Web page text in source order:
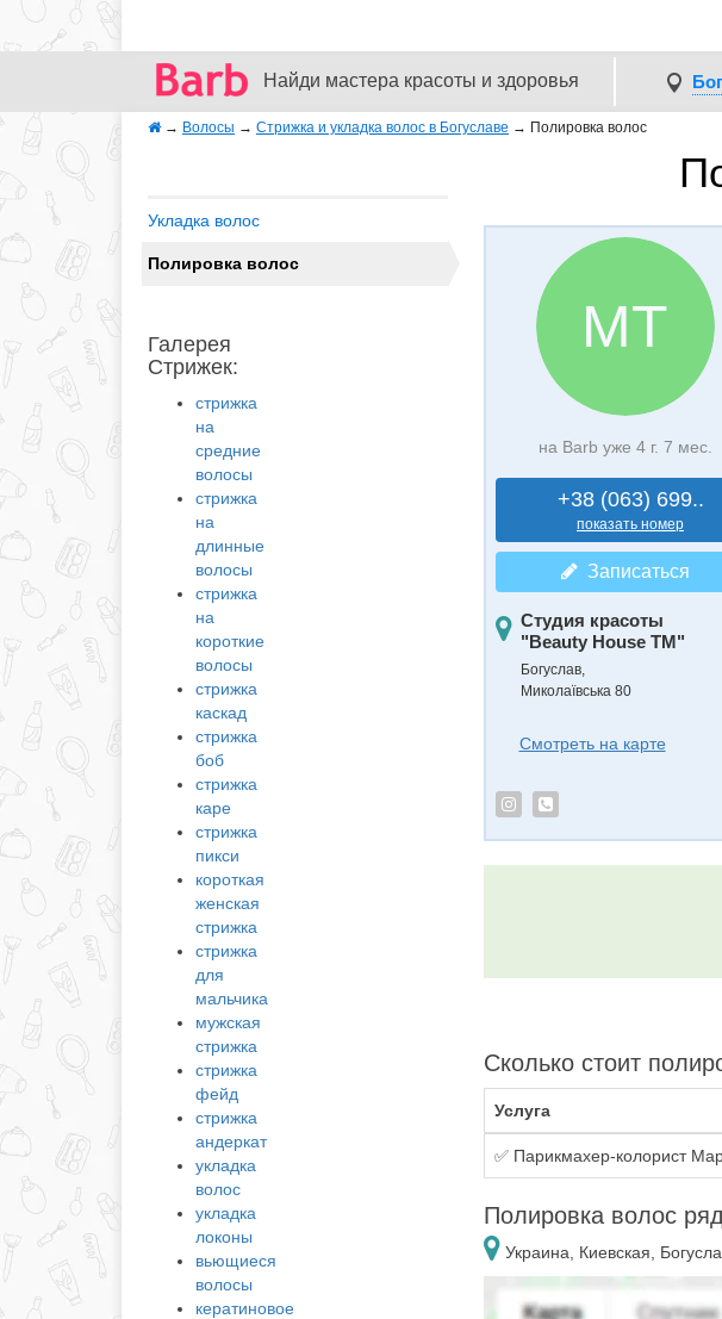
Найди мастера красоты и здоровья
→ Волосы → Стрижка и укладка волос в Богуславе → Полировка волос
Укладка волос
Полировка волос
Галерея
Стрижек:
стрижка
на
средние
волосы
стрижка
на
длинные
волосы
стрижка
на
короткие
волосы
стрижка
каскад
стрижка
боб
стрижка
каре
стрижка
пикси
короткая
женская
стрижка
стрижка
для
мальчика
мужская
стрижка
стрижка
фейд
стрижка
андеркат
укладка
волос
укладка
локоны
вьющиеся
волосы
кератиновое
МТ
на Barb уже 4 г. 7 мес.
+38 (063) 699..
показать номер
Записаться
Студия красоты
"Beauty House TM"
Богуслав,
Миколаївська 80
Смотреть на карте
Сколько стоит
Услуга
✅ Парикмахер-колорист
Полировка волос
Украина, Киевская,